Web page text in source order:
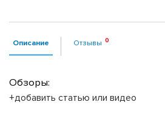
Описание Отзывы
Обзоры:
+добавить статью или видео